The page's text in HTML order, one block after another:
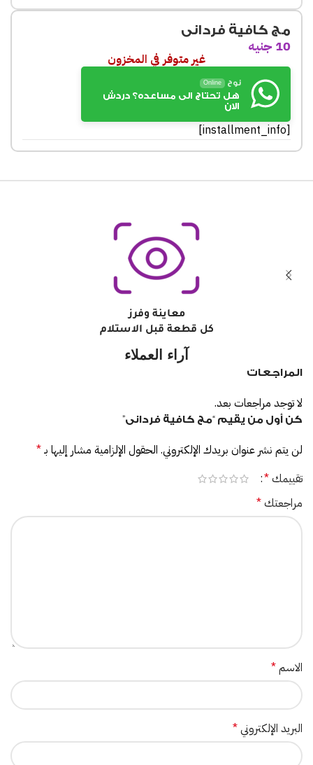
مج كافية فردانى
10 جنيه
غير متوفر في المخزون
نوح Online
هل تحتاج الى مساعده؟ دردش
الان
[installment_info]
معاينة وفرز
كل قطعة قبل الاستلام
آراء العملاء
المراجعات
لا توجد مراجعات بعد.
كن أول من يقيم “مج كافية فردانى”
لن يتم نشر عنوان بريدك الإلكتروني. الحقول الإلزامية مشار إليها بـ*
تقييمك*
مراجعتك*
الاسم*
البريد الإلكتروني*